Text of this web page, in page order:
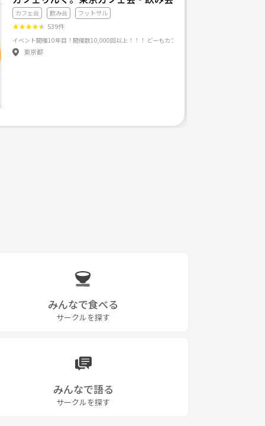
カフェ会 飲み会 フットサル
★★★★★ 539件
東京都
みんなで食べる
サークルを探す
みんなで語る
サークルを探す